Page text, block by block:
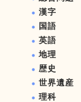
漢字
国語
英語
地理
歴史
世界遺産
理科